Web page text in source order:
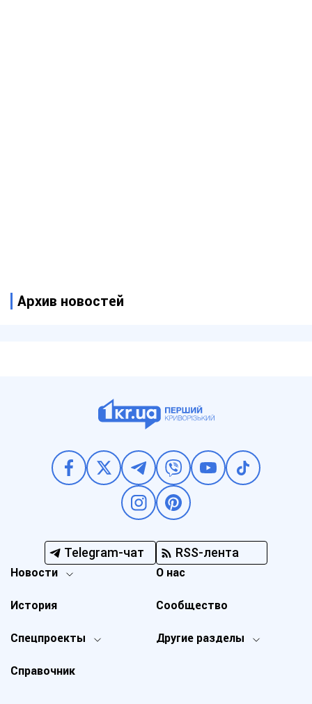
Архив новостей
Telegram-чат RSS-лента
Новости
Спецпроекты Другие разделы
История
О нас
Справочник
Сообщество